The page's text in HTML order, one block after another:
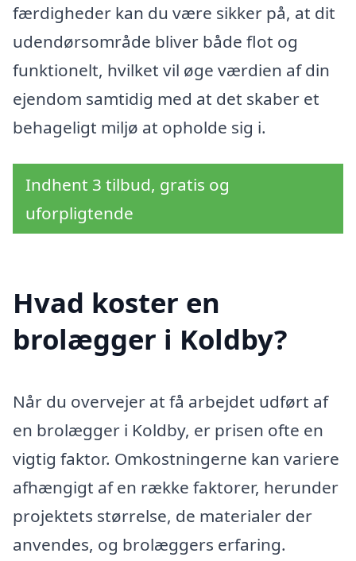
færdigheder kan du være sikker på, at dit
udendørsområde bliver både flot og
funktionelt, hvilket vil øge værdien af din
ejendom samtidig med at det skaber et
behageligt miljø at opholde sig i.
Indhent 3 tilbud, gratis og
uforpligtende
Hvad koster en
brolægger i Koldby?
Når du overvejer at få arbejdet udført af
en brolægger i Koldby, er prisen ofte en
vigtig faktor. Omkostningerne kan variere
afhængigt af en række faktorer, herunder
projektets størrelse, de materialer der
anvendes, og brolæggers erfaring.